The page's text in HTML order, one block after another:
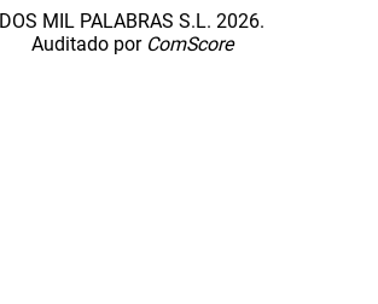
DOS MIL PALABRAS S.L. 2026.
Auditado por ComScore